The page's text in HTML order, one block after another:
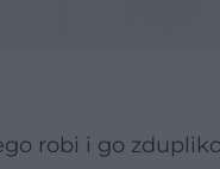
robi i go